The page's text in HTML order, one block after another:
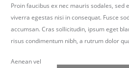
Proin faucibus ex nec mauris sodales, sed
viverra egestas nisi in consequat. Fusce
accumsan. Cras sollicitudin, ipsum eget
risus condimentum nibh, a rutrum dolor
Aenean vel